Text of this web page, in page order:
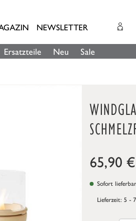
NEWSLETTER
Ersatzteile Neu Sale
65,90 €
Sofort lieferbar
Lieferzeit: 5 -